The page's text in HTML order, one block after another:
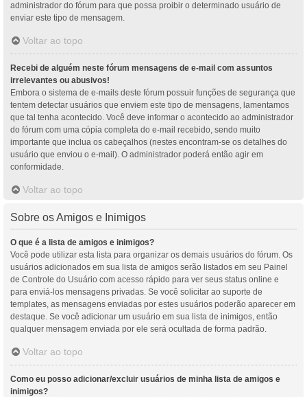
administrador do fórum para que possa proibir o determinado usuário de
enviar este tipo de mensagem.
Voltar ao topo
Recebi de alguém neste fórum mensagens de e-mail com assuntos
irrelevantes ou abusivos!
Embora o sistema de e-mails deste fórum possuir funções de segurança que
tentem detectar usuários que enviem este tipo de mensagens, lamentamos
que tal tenha acontecido. Você deve informar o acontecido ao administrador
do fórum com uma cópia completa do e-mail recebido, sendo muito
importante que inclua os cabeçalhos (nestes encontram-se os detalhes do
usuário que enviou o e-mail). O administrador poderá então agir em
conformidade.
Voltar ao topo
Sobre os Amigos e Inimigos
O que é a lista de amigos e inimigos?
Você pode utilizar esta lista para organizar os demais usuários do fórum. Os
usuários adicionados em sua lista de amigos serão listados em seu Painel
de Controle do Usuário com acesso rápido para ver seus status online e
para enviá-los mensagens privadas. Se você solicitar ao suporte de
templates, as mensagens enviadas por estes usuários poderão aparecer em
destaque. Se você adicionar um usuário em sua lista de inimigos, então
qualquer mensagem enviada por ele será ocultada de forma padrão.
Voltar ao topo
Como eu posso adicionar/excluir usuários de minha lista de amigos e
inimigos?